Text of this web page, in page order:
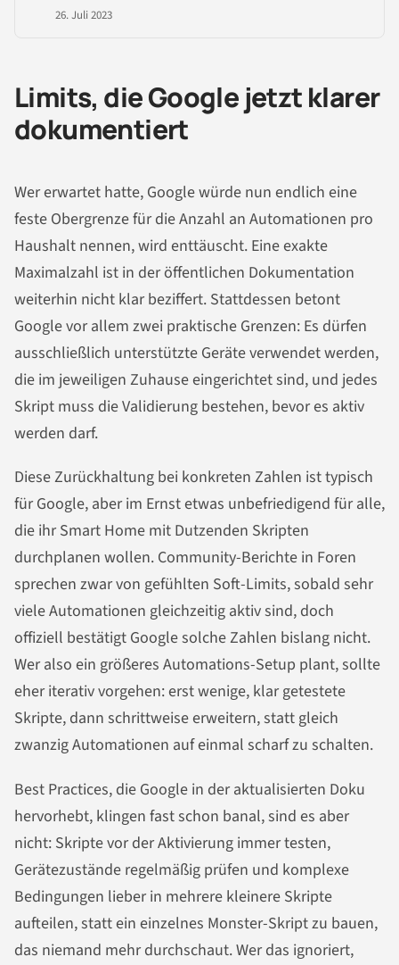
26. Juli 2023
Limits, die Google jetzt klarer
dokumentiert
Wer erwartet hatte, Google würde nun endlich eine
feste Obergrenze für die Anzahl an Automationen pro
Haushalt nennen, wird enttäuscht. Eine exakte
Maximalzahl ist in der öffentlichen Dokumentation
weiterhin nicht klar beziffert. Stattdessen betont
Google vor allem zwei praktische Grenzen: Es dürfen
ausschließlich unterstützte Geräte verwendet werden,
die im jeweiligen Zuhause eingerichtet sind, und jedes
Skript muss die Validierung bestehen, bevor es aktiv
werden darf.
Diese Zurückhaltung bei konkreten Zahlen ist typisch
für Google, aber im Ernst etwas unbefriedigend für alle,
die ihr Smart Home mit Dutzenden Skripten
durchplanen wollen. Community-Berichte in Foren
sprechen zwar von gefühlten Soft-Limits, sobald sehr
viele Automationen gleichzeitig aktiv sind, doch
offiziell bestätigt Google solche Zahlen bislang nicht.
Wer also ein größeres Automations-Setup plant, sollte
eher iterativ vorgehen: erst wenige, klar getestete
Skripte, dann schrittweise erweitern, statt gleich
zwanzig Automationen auf einmal scharf zu schalten.
Best Practices, die Google in der aktualisierten Doku
hervorhebt, klingen fast schon banal, sind es aber
nicht: Skripte vor der Aktivierung immer testen,
Gerätezustände regelmäßig prüfen und komplexe
Bedingungen lieber in mehrere kleinere Skripte
aufteilen, statt ein einzelnes Monster-Skript zu bauen,
das niemand mehr durchschaut. Wer das ignoriert,